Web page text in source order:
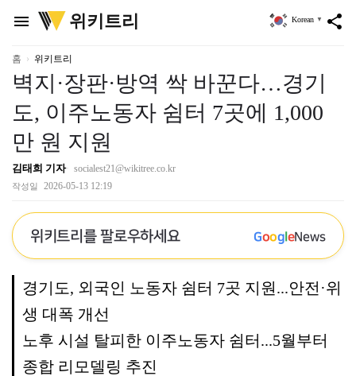
menu
위
키
리
위키트리 share
Korean ▼
홈 위키트리
벽지·장판·방역 싹 바꾼다…경기
도, 이주노동자 쉼터 7곳에 1,000
만 원 지원
김태희 기자 socialest21@wikitree.co.kr
작성일 2026-05-13 12:19
위키트리를 팔로우하세요 GoogleNews
경기도, 외국인 노동자 쉼터 7곳 지원...안전·위
생 대폭 개선
노후 시설 탈피한 이주노동자 쉼터...5월부터
종합 리모델링 추진